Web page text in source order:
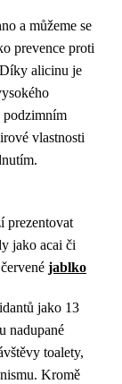
a můžeme se
prevence proti
alicinu je
podzimním
vlastnosti
prezentovat
jako acai či
jablko
jako 13
nadupané
toalety,
Kromě